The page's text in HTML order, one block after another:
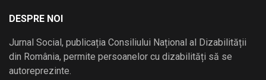
DESPRE NOI
Jurnal Social, publicația Consiliului Național al Dizabilității
din România, permite persoanelor cu dizabilități să se
autoreprezinte.